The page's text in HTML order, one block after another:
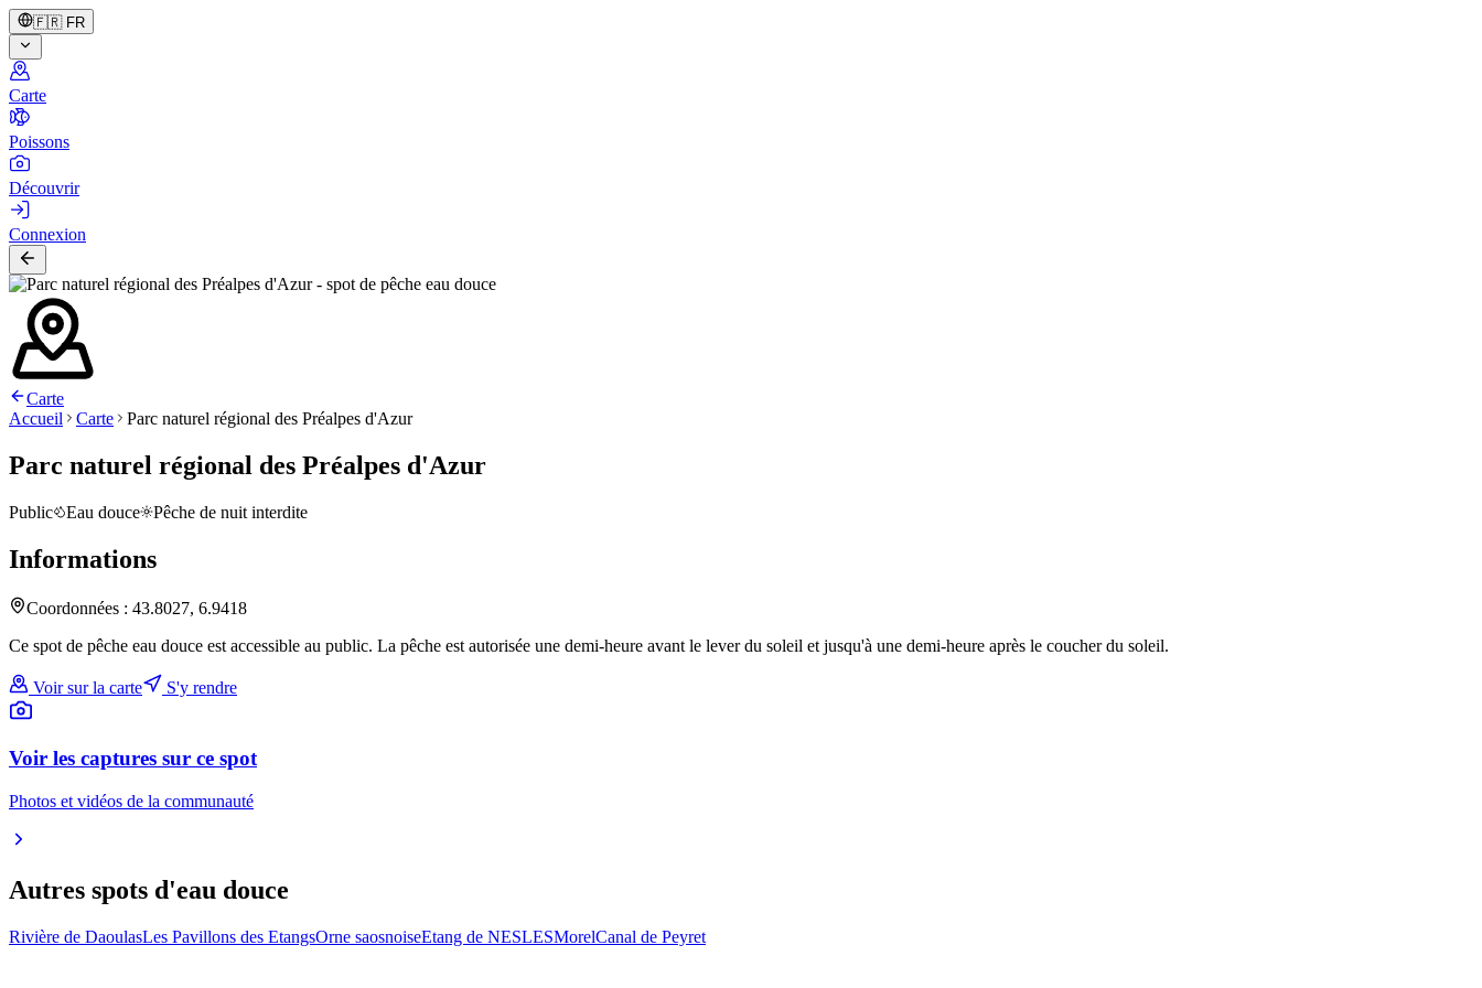
🇫🇷 FR
Carte
Poissons
Découvrir
Connexion
Carte
Accueil
Carte Parc naturel régional des Préalpes d'Azur
Parc naturel régional des Préalpes d'Azur
Public Eau douce Pêche de nuit interdite
Informations
Coordonnées : 43.8027, 6.9418
Ce spot de pêche eau douce est accessible au public. La pêche est autorisée une demi-heure avant le lever du soleil et jusqu'à une demi-heure après le coucher du soleil.
Voir sur la carte S'y rendre
Voir les captures sur ce spot
Photos et vidéos de la communauté
Autres spots d'eau douce
Rivière de DaoulasLes Pavillons des EtangsOrne saosnoiseEtang de NESLESMorelCanal de Peyret